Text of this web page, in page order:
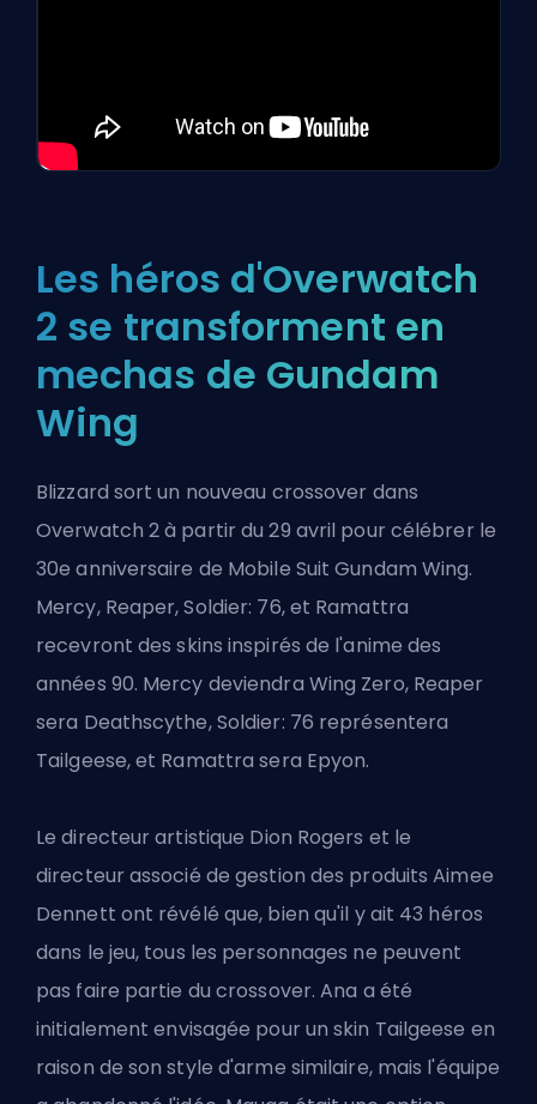
Les héros d'Overwatch
2 se transforment en
mechas de Gundam
Wing
Blizzard sort un nouveau crossover dans
Overwatch 2 à partir du 29 avril pour célébrer le
30e anniversaire de Mobile Suit Gundam Wing.
Mercy, Reaper, Soldier: 76, et Ramattra
recevront desskinsinspirés de l'anime des
années 90. Mercy deviendra Wing Zero, Reaper
sera Deathscythe, Soldier: 76 représentera
Tailgeese, et Ramattra sera Epyon.
Le directeur artistique Dion Rogers et le
directeur associé de gestion des produits Aimee
Dennett ont révélé que, bien qu'il y ait 43 héros
dans le jeu, tous les personnages ne peuvent
pas faire partie du crossover. Ana a été
initialement envisagée pour un skin Tailgeese en
raison de son style d'arme similaire, mais l'équipe